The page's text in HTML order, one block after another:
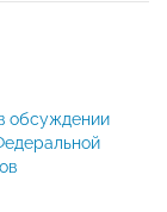
обсуждении